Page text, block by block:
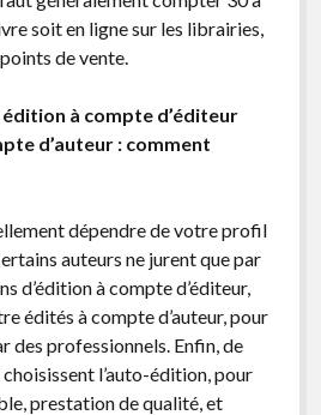
soit en ligne sur les librairies,
de vente.
à compte d’éditeur
d’auteur : comment
dépendre de votre profil
auteurs ne jurent que par
d’édition à compte d’éditeur,
édités à compte d’auteur, pour
des professionnels. Enfin, de
choisissent l’auto-édition, pour
prestation de qualité, et